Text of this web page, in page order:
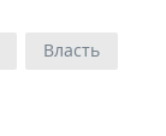
Власть